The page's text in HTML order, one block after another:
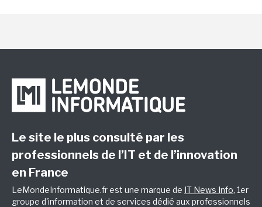
Le site le plus consulté par les
professionnels de l’IT et de l’innovation
en France
LeMondeInformatique.fr est une marque de IT News Info, 1er
groupe d'information et de services dédié aux professionnels